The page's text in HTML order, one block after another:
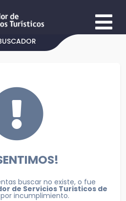
buscar no existe, o fue
de Servicios Turisticos de
por incumplimiento.